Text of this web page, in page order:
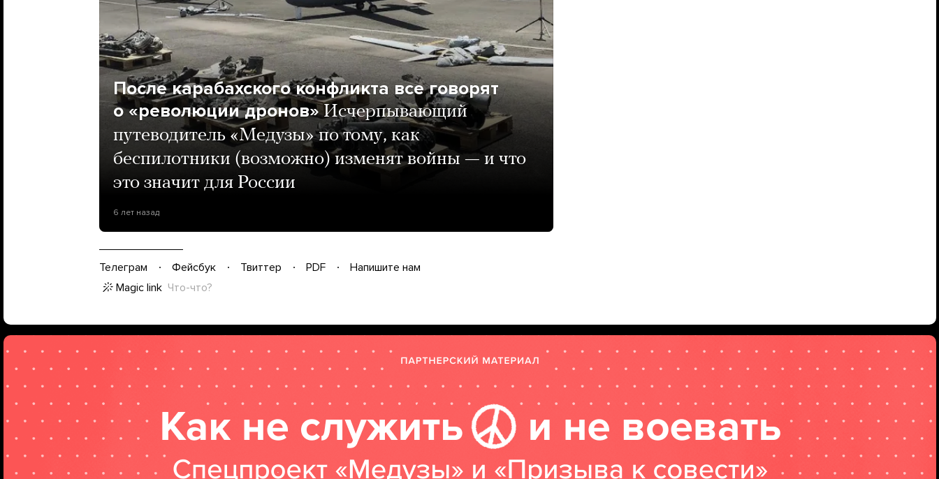
После карабахского конфликта все говорят
о «революции дронов» Исчерпывающий
путеводитель «Медузы» по тому, как
беспилотники (возможно) изменят войны — и что
это значит для России
6 лет назад
Телеграм Фейсбук Твиттер PDF
Напишите нам
Magic link Что-что?